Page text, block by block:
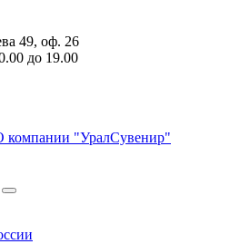
49, оф. 26
до 19.00
компании "УралСувенир"